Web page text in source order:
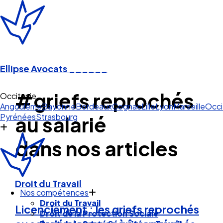
Ellipse Avocats
Occitanie
AngoulêmeBayonneBordeauxCognacLilleLyonMarseille
PyrénéesStrasbourg
Nos compétences
Droit du Travail
Droit de la Protection Sociale
#griefs reprochés
au salarié
dans nos articles
Droit du Travail
Licenciement : les griefs reprochés